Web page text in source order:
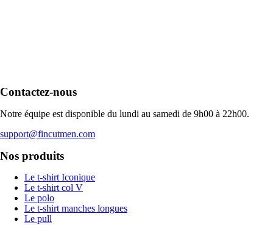
Contactez-nous
Notre équipe est disponible du lundi au samedi de 9h00 à 22h00.
support@fincutmen.com
Nos produits
Le t-shirt Iconique
Le t-shirt col V
Le polo
Le t-shirt manches longues
Le pull